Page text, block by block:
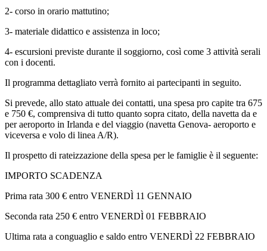
2- corso in orario mattutino;
3- materiale didattico e assistenza in loco;
4- escursioni previste durante il soggiorno, così come 3 attività serali
con i docenti.
Il programma dettagliato verrà fornito ai partecipanti in seguito.
Si prevede, allo stato attuale dei contatti, una spesa pro capite tra 675
e 750 €, comprensiva di tutto quanto sopra citato, della navetta da e
per aeroporto in Irlanda e del viaggio (navetta Genova- aeroporto e
viceversa e volo di linea A/R).
Il prospetto di rateizzazione della spesa per le famiglie è il seguente:
IMPORTO SCADENZA
Prima rata 300 € entro VENERDÌ 11 GENNAIO
Seconda rata 250 € entro VENERDÌ 01 FEBBRAIO
Ultima rata a conguaglio e saldo entro VENERDÌ 22 FEBBRAIO